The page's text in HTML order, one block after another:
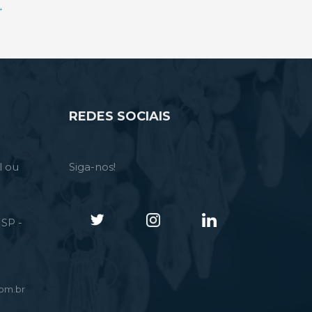
ou
-
REDES SOCIAIS
Siga-nos!